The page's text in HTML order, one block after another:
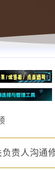
责人沟通修